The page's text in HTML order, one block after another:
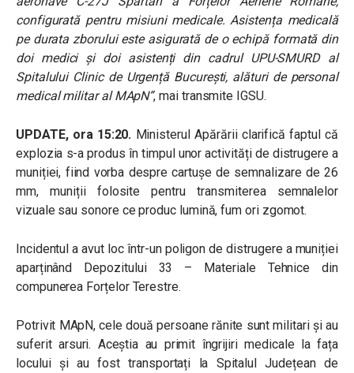
configurată pentru misiuni medicale. Asistența medicală
pe durata zborului este asigurată de o echipă formată din
doi medici și doi asistenți din cadrul UPU-SMURD al
Spitalului Clinic de Urgență București, alături de personal
medical militar al MApN”, mai transmite IGSU.
UPDATE, ora 15:20. Ministerul Apărării clarifică faptul că
explozia s-a produs în timpul unor activități de distrugere a
muniției, fiind vorba despre cartușe de semnalizare de 26
mm, muniții folosite pentru transmiterea semnalelor
vizuale sau sonore ce produc lumină, fum ori zgomot.
Incidentul a avut loc într-un poligon de distrugere a muniției
aparținând Depozitului 33 – Materiale Tehnice din
compunerea Forțelor Terestre.
Potrivit MApN, cele două persoane rănite sunt militari și au
suferit arsuri. Aceștia au primit îngrijiri medicale la fața
locului și au fost transportați la Spitalul Județean de